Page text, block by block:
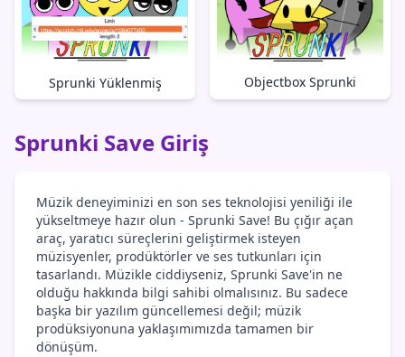
Sprunki Yüklenmiş Objectbox Sprunki
Sprunki Save Giriş
Müzik deneyiminizi en son ses teknolojisi yeniliği ile
yükseltmeye hazır olun - Sprunki Save! Bu çığır açan
araç, yaratıcı süreçlerini geliştirmek isteyen
müzisyenler, prodüktörler ve ses tutkunları için
tasarlandı. Müzikle ciddiyseniz, Sprunki Save'in ne
olduğu hakkında bilgi sahibi olmalısınız. Bu sadece
başka bir yazılım güncellemesi değil; müzik
prodüksiyonuna yaklaşımımızda tamamen bir
dönüşüm.